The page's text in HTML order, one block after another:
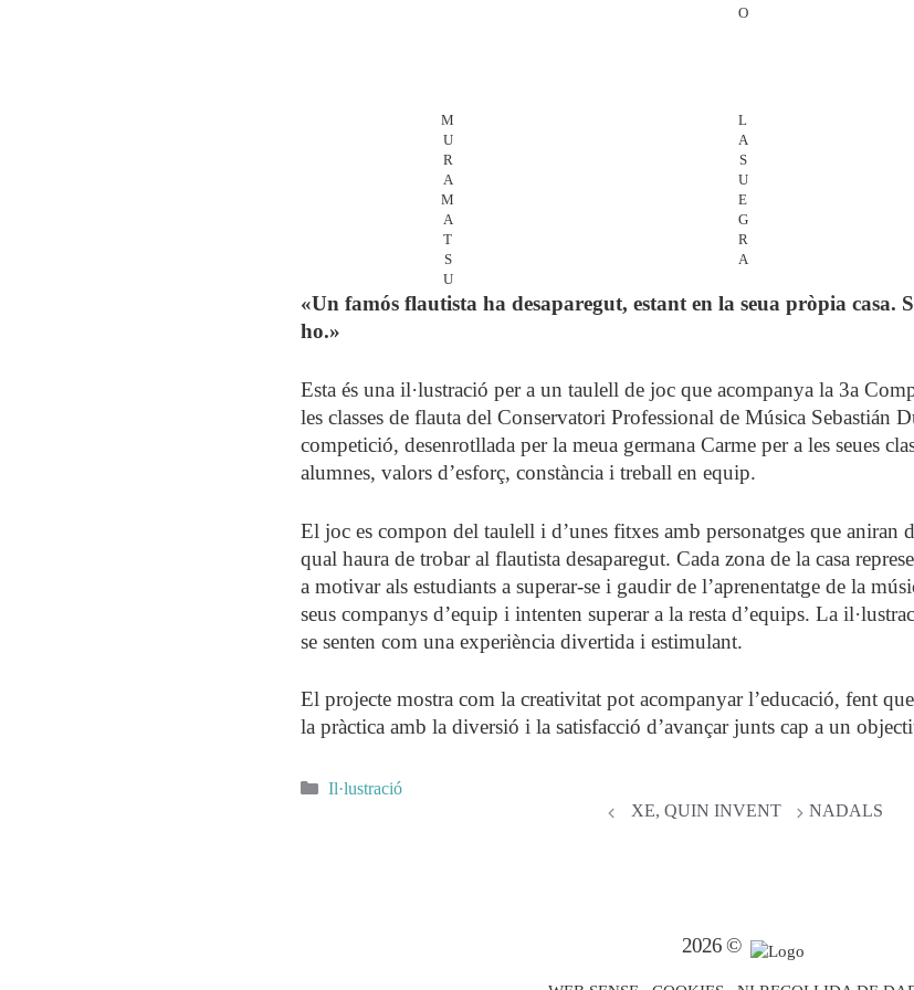
O
M
U
R
A
M
A
T
S
U
L
A
S
U
E
G
R
A
«Un famós flautista ha desaparegut, estant en la seua pròpia casa.
ho.»
Esta és una il·lustració per a un taulell de joc que acompanya la 3a
les classes de flauta del Conservatori Professional de Música Sebastián
competició, desenrotllada per la meua germana Carme per a les seues
alumnes, valors d’esforç, constància i treball en equip.
El joc es compon del taulell i d’unes fitxes amb personatges que aniran
qual haura de trobar al flautista desaparegut. Cada zona de la casa
a motivar als estudiants a superar-se i gaudir de l’aprenentatge de la
seus companys d’equip i intenten superar a la resta d’equips. La
se senten com una experiència divertida i estimulant.
El projecte mostra com la creativitat pot acompanyar l’educació, fent
la pràctica amb la diversió i la satisfacció d’avançar junts cap a un
Categories
Il·lustració
XE, QUIN INVENT
NADALS
2026 ©